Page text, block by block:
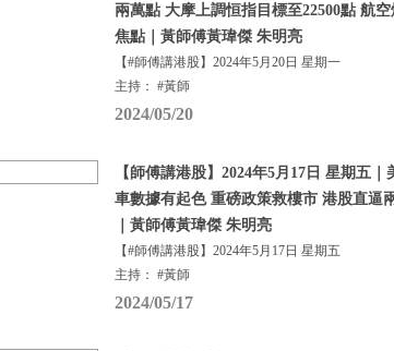
兩萬點 大摩上調恒指目標至22500點 航
焦點｜黃師傅黃瑋傑 朱明亮
【#師傅講港股】2024年5月20日 星期一
主持： #黃師
2024/05/20
【師傅講港股】2024年5月17日 星期五
車數據有起色 重磅政策救樓市 港股直逼
｜黃師傅黃瑋傑 朱明亮
【#師傅講港股】2024年5月17日 星期五
主持： #黃師
2024/05/17